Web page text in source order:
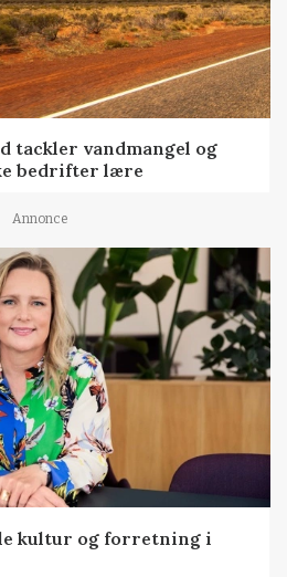
tackler vandmangel og
bedrifter lære
Annonce
kultur og forretning i